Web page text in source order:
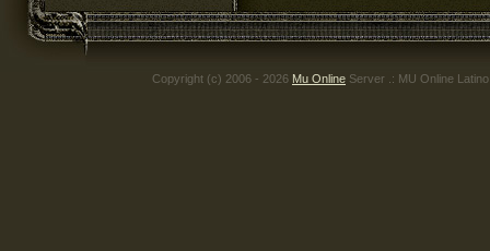
Copyright (c) 2006 - 2026 Mu Online Server .: MU Online